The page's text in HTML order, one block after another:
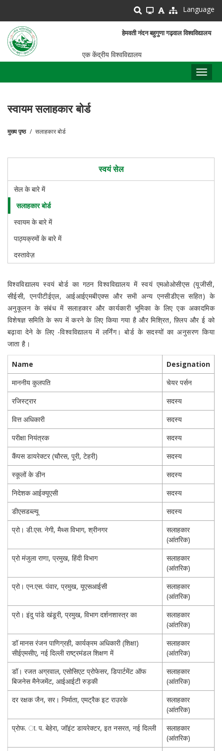
main
content
Language
हेमवती नंदन बहुगुणा गढ़वाल विश्वविद्यालय
एक केंद्रीय विश्वविद्यालय
स्वायम सलाहकार बोर्ड
मुख्य पृष्ठ सलाहकार बोर्ड
स्वयं सेल
सेल के बारे में
सलाहकार बोर्ड
स्वायम के बारे में
पाठ्यक्रमों के बारे में
दस्तावेज़
विश्वविद्यालय स्वयं बोर्ड का गठन विश्वविद्यालय में स्वयं एमओओसीएस (यूजीसी,
सीईसी, एनपीटीईएल, आईआईएमबीएक्स और सभी अन्य एनसीडीएस सहित) के
अनुकूलन के संबंध में सलाहकार और कार्यकारी भूमिका के लिए एक अकादमिक
विशेषज्ञ समिति के रूप में करने के लिए किया गया है और मिश्रित, फ़्लिप और ई को
बढ़ावा देने के लिए -विश्वविद्यालय में लर्निंग। बोर्ड के सदस्यों का अनुसरण किया
जाता है।
Name
Designation
माननीय कुलपति
चेयर पर्सन
रजिस्ट्रार
सदस्य
वित्त अधिकारी
सदस्य
परीक्षा नियंत्रक
सदस्य
कैंपस डायरेक्टर (चौरस, पूरी, टेहरी)
सदस्य
स्कूलों के डीन
सदस्य
निदेशक आईक्यूएसी
सदस्य
डीएसडब्ल्यू
सदस्य
प्रो। डी.एस. नेगी, मैथ्स विभाग, श्रीनगर
सलाहकार
(आंतरिक)
प्रो मंजुला राणा, प्रमुख, हिंदी विभाग
सलाहकार
(आंतरिक)
प्रो। एन.एस. पंवार, प्रमुख, यूएसआईसी
सलाहकार
(आंतरिक)
प्रो। इंदु पांडे खंडूरी, प्रमुख, विभाग दर्शनशास्त्र का
सलाहकार
(आंतरिक)
डॉ मानस रंजन पाणिग्रही, कार्यक्रम अधिकारी (शिक्षा)
सीईएमसीए, नई दिल्ली राष्ट्रमंडल शिक्षण में
सलाहकार
(आंतरिक)
डॉ। रजत अग्रवाल, एसोसिएट प्रोफेसर, डिपार्टमेंट ऑफ
बिजनेस मैनेजमेंट, आईआईटी रुड़की
सलाहकार
(आंतरिक)
दर रक्षक जैन, सर। निर्माता, एमट्रैक इट राउरके
सलाहकार
(आंतरिक)
प्रोफ. ा. प. बेहेरा, जॉइंट डायरेक्टर, इत नसरत, नई दिल्ली
सलाहकार
(आंतरिक)